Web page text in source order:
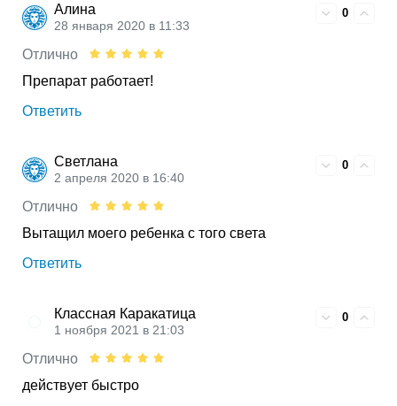
Алина
28 января 2020 в 11:33
0
Отлично
Препарат работает!
Ответить
Светлана
2 апреля 2020 в 16:40
0
Отлично
Вытащил моего ребенка с того света
Ответить
Классная Каракатица
1 ноября 2021 в 21:03
0
Отлично
действует быстро